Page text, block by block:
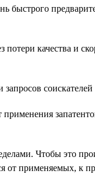
быстрого
качества и
запросов
применения
Чтобы это
применяемых, к